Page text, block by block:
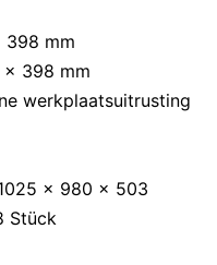
398 mm
398 mm
werkplaatsuitrusting
x 980 x 503
Stück